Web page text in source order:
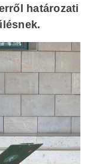
határozati